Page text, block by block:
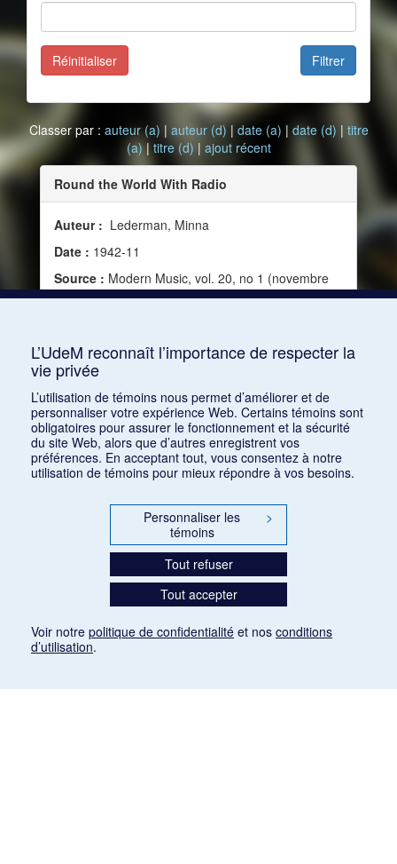
Filtrer
Réinitialiser
Classer par : auteur (a) | auteur (d) | date (a) | date (d) | titre
(a)| titre (d) | ajout récent
Round the World With Radio
Auteur : Lederman, Minna
Date : 1942-11
Source : Modern Music, vol. 20, no 1 (novembre
1942)
L’UdeM reconnaît l’importance de respecter la
vie privée
L’utilisation de témoins nous permet d’améliorer et de
personnaliser votre expérience Web. Certains témoins sont
obligatoires pour assurer le fonctionnement et la sécurité
du site Web, alors que d’autres enregistrent vos
préférences. En acceptant tout, vous consentez à notre
utilisation de témoins pour mieux répondre à vos besoins.
Personnaliser les
témoins
>
Tout refuser
Tout accepter
Voir notre politique de confidentialité et nos conditions
d’utilisation.